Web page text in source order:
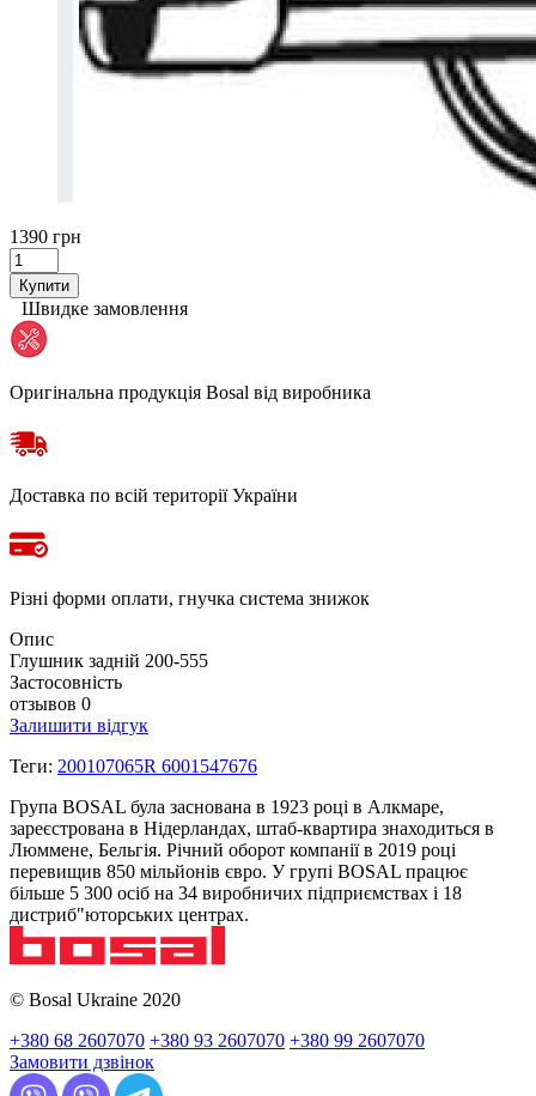
1390 грн
Купити
Швидке замовлення
Оригінальна продукція Bosal від виробника
Доставка по всій території України
Різні форми оплати, гнучка система знижок
Опис
Глушник задній 200-555
Застосовність
отзывов 0
Залишити відгук
Теги: 200107065R 6001547676
Група BOSAL була заснована в 1923 році в Алкмаре,
зареєстрована в Нідерландах, штаб-квартира знаходиться в
Люммене, Бельгія. Річний оборот компанії в 2019 році
перевищив 850 мільйонів євро. У групі BOSAL працює
більше 5 300 осіб на 34 виробничих підприємствах і 18
дистриб"юторських центрах.
© Bosal Ukraine 2020
+380 68 2607070 +380 93 2607070 +380 99 2607070
Замовити дзвінок